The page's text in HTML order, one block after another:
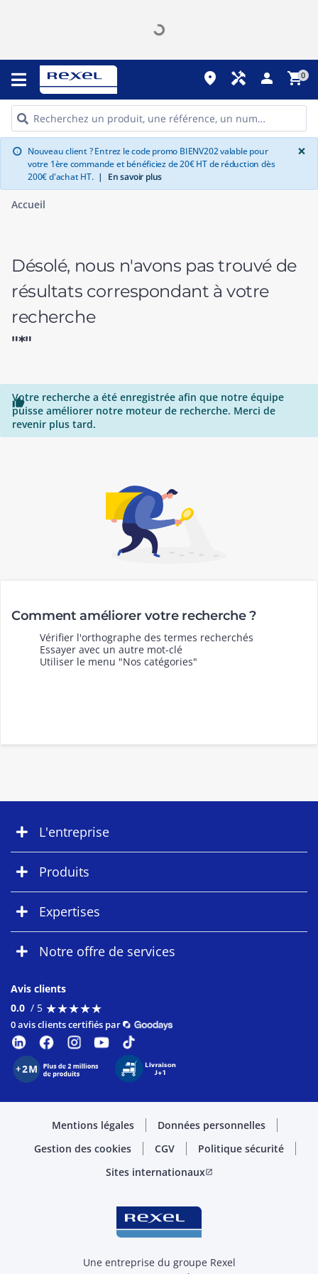
place handyman person shopping_cart0
info Nouveau client ? Entrez le code promo BIENV202 valable pour
votre 1ère commande et bénéficiez de 20€ HT de réduction dès
200€ d'achat HT. | En savoir plus
×
Accueil
Désolé, nous n'avons pas trouvé de
résultats correspondant à votre
recherche
"*"

Votre recherche a été enregistrée afin que notre équipe
puisse améliorer notre moteur de recherche. Merci de
revenir plus tard.
Comment améliorer votre recherche ?
Vérifier l'orthographe des termes recherchés
Essayer avec un autre mot-clé
Utiliser le menu "Nos catégories"
L'entreprise
Produits
Expertises
Notre offre de services
Avis clients
0.0 / 5 ★★★★★
★★★★★
0 avis clients certifiés par
Mentions légales
Données personnelles
Gestion des cookies
CGV
Politique sécurité
Sites internationauxopen_in_new
Une entreprise du groupe Rexel